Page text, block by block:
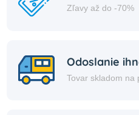
Zľavy až do -70%
Odoslanie
Tovar skladom na